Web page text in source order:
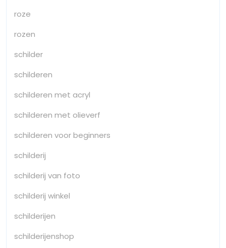
roze
rozen
schilder
schilderen
schilderen met acryl
schilderen met olieverf
schilderen voor beginners
schilderij
schilderij van foto
schilderij winkel
schilderijen
schilderijenshop